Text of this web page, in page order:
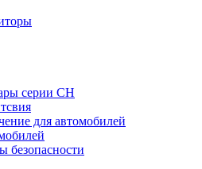
серии CH
для автомобилей
безопасности